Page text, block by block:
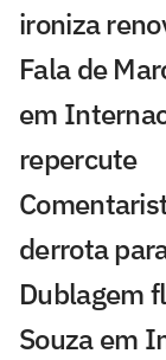
ironiza
Fala de
em
repercute
derrota
Dublagem
Souza em